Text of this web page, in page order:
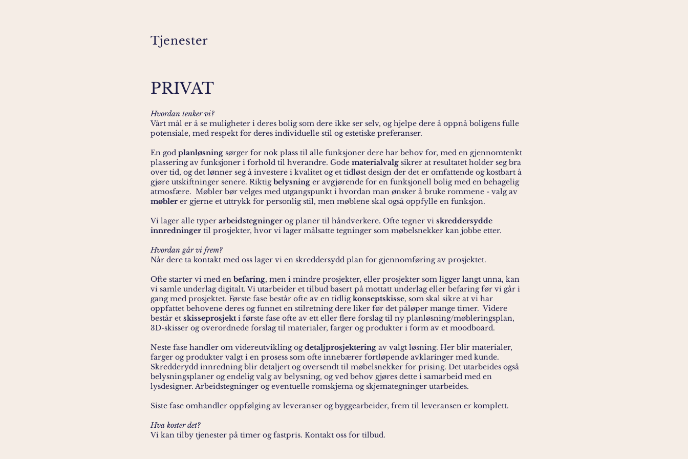
Tjenester
PRIVAT
Hvordan tenker vi?
Vårt mål er å se muligheter i deres bolig som dere ikke ser selv, og hjelpe dere å oppnå boligens fulle
potensiale, med respekt for deres individuelle stil og estetiske preferanser.
En god planløsning sørger for nok plass til alle funksjoner dere har behov for, med en gjennomtenkt
plassering av funksjoner i forhold til hverandre. Gode materialvalg sikrer at resultatet holder seg bra
over tid, og det lønner seg å investere i kvalitet og et tidløst design der det er omfattende og kostbart å
gjøre utskiftninger senere. Riktigbelysning er avgjørende for en funksjonell bolig med en behagelig
atmosfære. Møbler bør velges med utgangspunkt i hvordan man ønsker å bruke rommene - valg av
møbler er gjerne et uttrykk for personlig stil, men møblene skal også oppfylle en funksjon.
Vi lager alle typer arbeidstegninger og planer til håndverkere. Ofte tegner vi skreddersydde
innredninger til prosjekter, hvor vi lager målsatte tegninger som møbelsnekker kan jobbe etter.
Hvordan går vi frem?
Når dere ta kontakt med oss lager vi en skreddersydd plan for gjennomføring av prosjektet.
Ofte starter vi med en befaring, men i mindre prosjekter, eller prosjekter som ligger langt unna, kan
vi samle underlag digitalt. Vi utarbeider et tilbud basert på mottatt underlag eller befaring før vi går i
gang med prosjektet. Første fase består ofte av en tidligkonseptskisse, som skal sikre at vi har
oppfattet behovene deres og funnet en stilretning dere liker før det påløper mange timer. Videre
består et skisseprosjekt i første fase ofte av ett eller flere forslag til ny planløsning/møbleringsplan,
3D-skisser og overordnede forslag til materialer, farger og produkter i form av et moodboard.
Neste fase handler om videreutvikling ogdetaljprosjektering av valgt løsning. Her blir materialer,
farger og produkter valgt i en prosess som ofte innebærer fortløpende avklaringer med kunde.
Skredderydd innredning blir detaljert og oversendt til møbelsnekker for prising. Det utarbeides også
belysningsplaner og endelig valg av belysning, og ved behov gjøres dette i samarbeid med en
lysdesigner. Arbeidstegninger og eventuelle romskjema og skjemategninger utarbeides.
Siste fase omhandler oppfølging av leveranser og byggearbeider, frem til leveransen er komplett.
Hva koster det?
Vi kan tilby tjenester på timer og fastpris. Kontakt oss for tilbud.